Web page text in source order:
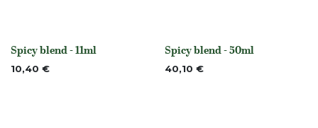
Niet op voorraad
Spicy blend - 11ml
10,40 € Niet op voorraad
Spicy blend - 50ml
40,10 €